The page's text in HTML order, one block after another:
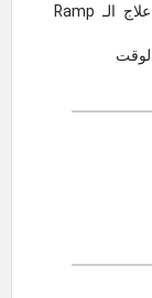
في حال وجود إصابة بالرباط الصليبي دون علاج الـ Ramp